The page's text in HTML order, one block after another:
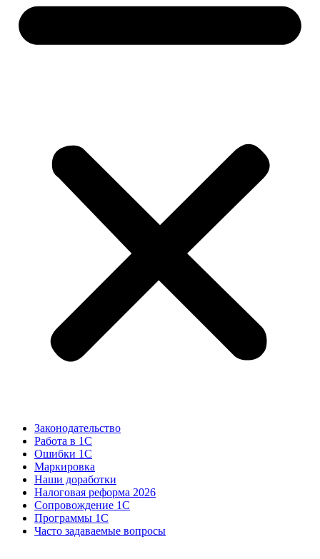
Законодательство
Работа в 1С
Ошибки 1С
Маркировка
Наши доработки
Налоговая реформа 2026
Сопровождение 1С
Программы 1С
Часто задаваемые вопросы